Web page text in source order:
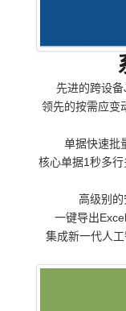
先进的跨设
领先的按需应变
单据快速批
核心单据1秒多
高级别
一键导出
集成新一代人